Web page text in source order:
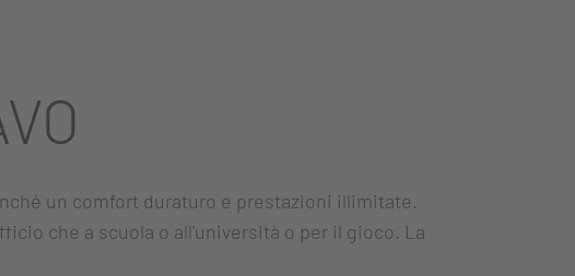
un comfort duraturo e prestazioni illimitate.
che a scuola o all'università o per il gioco. La